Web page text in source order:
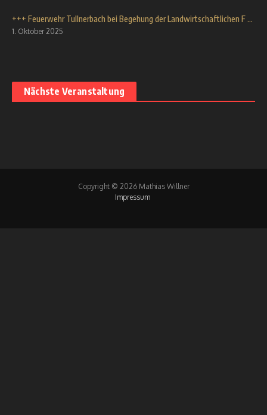
+++ Feuerwehr Tullnerbach bei Begehung der Landwirtschaftlichen F ...
1. Oktober 2025
Nächste Veranstaltung
Copyright © 2026 Mathias Willner
Impressum